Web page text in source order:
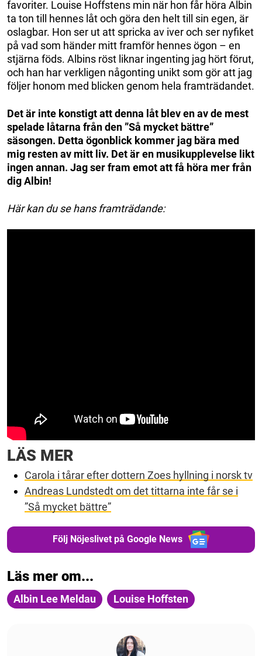
favoriter. Louise Hoffstens min när hon får höra Albin
ta ton till hennes låt och göra den helt till sin egen, är
oslagbar. Hon ser ut att spricka av iver och ser nyfiket
på vad som händer mitt framför hennes ögon – en
stjärna föds. Albins röst liknar ingenting jag hört förut,
och han har verkligen någonting unikt som gör att jag
följer honom med blicken genom hela framträdandet.
Det är inte konstigt att denna låt blev en av de mest
spelade låtarna från den ”Så mycket bättre”
säsongen. Detta ögonblick kommer jag bära med
mig resten av mitt liv. Det är en musikupplevelse likt
ingen annan. Jag ser fram emot att få höra mer från
dig Albin!
Här kan du se hans framträdande:
LÄS MER
Carola i tårar efter dottern Zoes hyllning i norsk tv
Andreas Lundstedt om det tittarna inte får se i
”Så mycket bättre”
Följ Nöjeslivet på Google News
Läs mer om...
Albin Lee Meldau Louise Hoffsten